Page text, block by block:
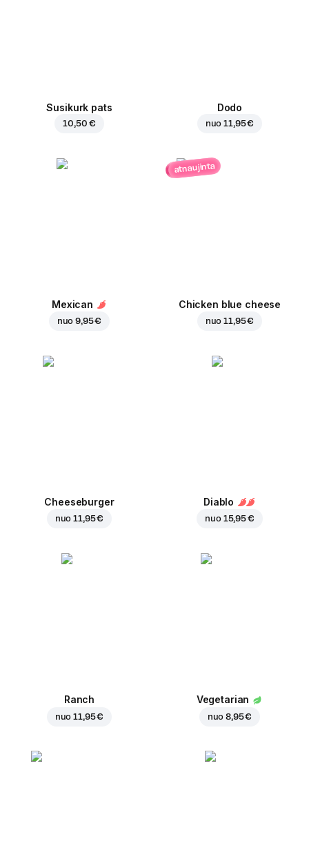
Susikurk pats
10,50 €
Dodo
nuo11,95 €
Mexican
nuo9,95 €
atnaujinta
Chicken blue cheese
nuo11,95 €
Cheeseburger
nuo11,95 €
Diablo
nuo 15,95 €
Ranch
nuo11,95 €
Vegetarian
nuo8,95 €